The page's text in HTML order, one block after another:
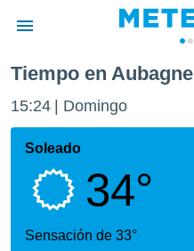
de
ha sido
calidad.
a este
Tiempo en Aubagne
15:24 Domingo
Soleado
34°
Sensación de 33°